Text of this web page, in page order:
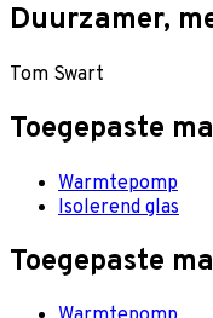
Duurzamer,
Tom Swart
Toegepaste
Warmtepomp
Isolerend glas
Toegepaste